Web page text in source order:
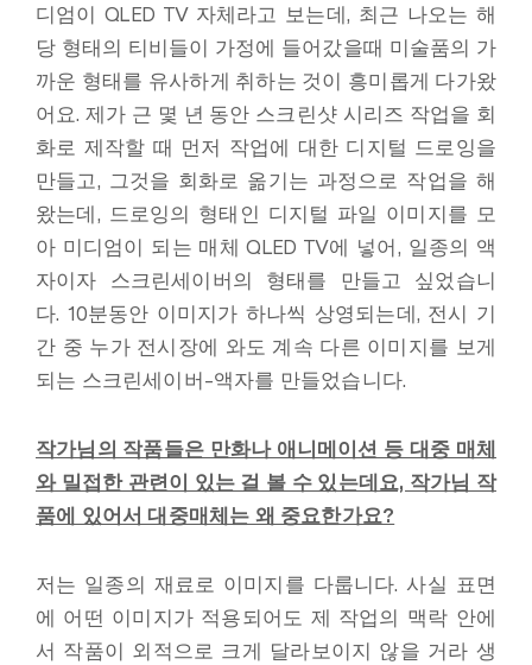
디엄이 QLED TV 자체라고 보는데, 최근 나오는 해
당 형태의 티비들이 가정에 들어갔을때 미술품의 가
까운 형태를 유사하게 취하는 것이 흥미롭게 다가왔
어요.제가 근 몇 년 동안 스크린샷 시리즈 작업을 회
화로 제작할 때 먼저 작업에 대한 디지털 드로잉을
만들고, 그것을 회화로 옮기는 과정으로 작업을 해
왔는데, 드로잉의 형태인 디지털 파일 이미지를 모
아 미디엄이 되는 매체 QLED TV에 넣어, 일종의 액
자이자 스크린세이버의 형태를 만들고 싶었습니
다. 10분동안 이미지가 하나씩 상영되는데, 전시 기
간 중 누가 전시장에 와도 계속 다른 이미지를 보게
되는 스크린세이버-액자를 만들었습니다.
작가님의 작품들은 만화나 애니메이션 등 대중 매체
와 밀접한 관련이 있는 걸 볼 수 있는데요, 작가님 작
품에 있어서 대중매체는 왜 중요한가요?
저는 일종의 재료로 이미지를 다룹니다. 사실 표면
에 어떤 이미지가 적용되어도 제 작업의 맥락 안에
서 작품이 외적으로 크게 달라보이지 않을 거라 생